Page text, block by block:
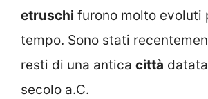
etruschi furono molto evoluti
tempo. Sono stati
resti di una antica città
secolo a.C.